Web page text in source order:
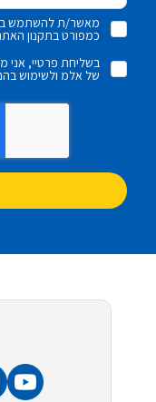
מאשר/ת להשתמש
כמפורט בתקנון
בשליחת פרטיי, אני
של אלמ ולשימוש